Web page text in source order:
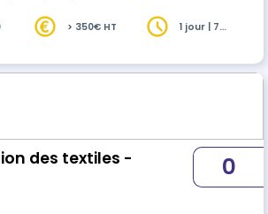
appliquées aux matériaux
pour mener à bien une
et de sauvetage
> 350€ HT
1 jour | 7
des textiles -
0